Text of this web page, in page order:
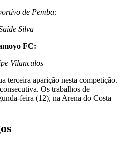
de Pemba:
Silva
FC:
Vilanculos
terceira aparição nesta competição.
Os trabalhos de
feira (12), na Arena do Costa